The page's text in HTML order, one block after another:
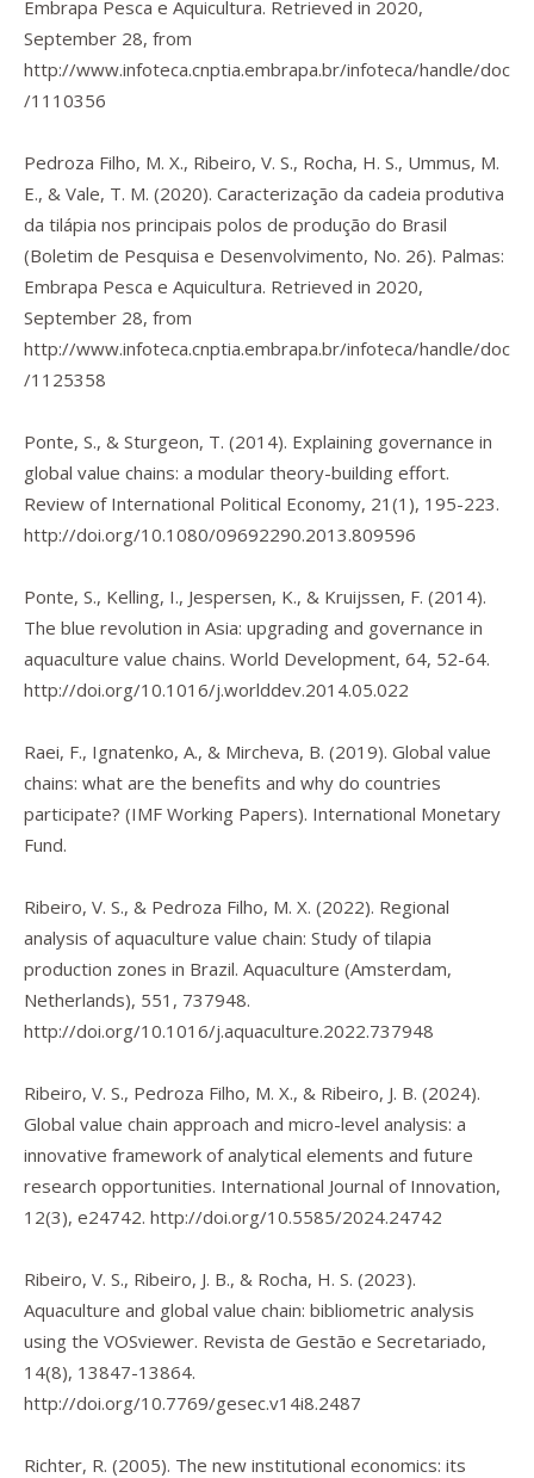
Embrapa Pesca e Aquicultura. Retrieved in 2020,
September 28, from
http://www.infoteca.cnptia.embrapa.br/infoteca/handle/doc
/1110356
Pedroza Filho, M. X., Ribeiro, V. S., Rocha, H. S., Ummus, M.
E., & Vale, T. M. (2020). Caracterização da cadeia produtiva
da tilápia nos principais polos de produção do Brasil
(Boletim de Pesquisa e Desenvolvimento, No. 26). Palmas:
Embrapa Pesca e Aquicultura. Retrieved in 2020,
September 28, from
http://www.infoteca.cnptia.embrapa.br/infoteca/handle/doc
/1125358
Ponte, S., & Sturgeon, T. (2014). Explaining governance in
global value chains: a modular theory-building effort.
Review of International Political Economy, 21 (1), 195-223.
http://doi.org/10.1080/09692290.2013.809596
Ponte, S., Kelling, I., Jespersen, K., & Kruijssen, F. (2014).
The blue revolution in Asia: upgrading and governance in
aquaculture value chains. World Development, 64, 52-64.
http://doi.org/10.1016/j.worlddev.2014.05.022
Raei, F., Ignatenko, A., & Mircheva, B. (2019). Global value
chains: what are the benefits and why do countries
participate? (IMF Working Papers). International Monetary
Fund.
Ribeiro, V. S., & Pedroza Filho, M. X. (2022). Regional
analysis of aquaculture value chain: Study of tilapia
production zones in Brazil. Aquaculture (Amsterdam,
Netherlands), 551 , 737948.
http://doi.org/10.1016/j.aquaculture.2022.737948
Ribeiro, V. S., Pedroza Filho, M. X., & Ribeiro, J. B. (2024).
Global value chain approach and micro-level analysis: a
innovative framework of analytical elements and future
research opportunities. International Journal of Innovation,
12(3), e24742. http://doi.org/10.5585/2024.24742
Ribeiro, V. S., Ribeiro, J. B., & Rocha, H. S. (2023).
Aquaculture and global value chain: bibliometric analysis
using the VOSviewer. Revista de Gestão e Secretariado,
14(8), 13847-13864.
http://doi.org/10.7769/gesec.v14i8.2487
Richter, R. (2005). The new institutional economics: its